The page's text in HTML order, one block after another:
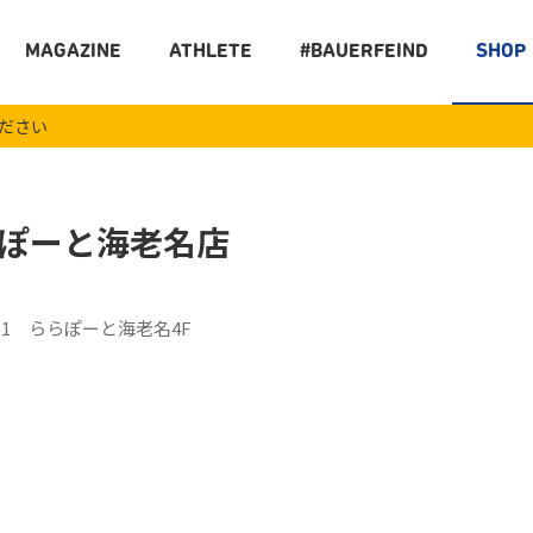
さい
MAGAZINE ATHLETE #BAUERFEIND SHOP
ーと海老名店
ららぽーと海老名4F